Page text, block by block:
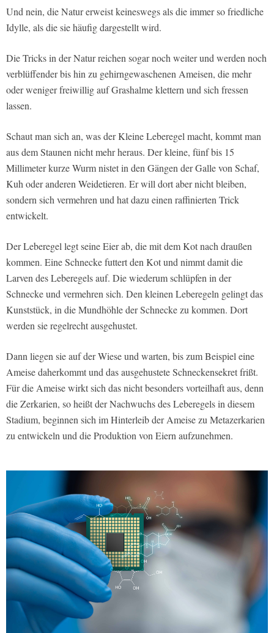
Und nein, die Natur erweist keineswegs als die immer so friedliche
Idylle, als die sie häufig dargestellt wird.
Die Tricks in der Natur reichen sogar noch weiter und werden noch
verblüffender bis hin zu gehirngewaschenen Ameisen, die mehr
oder weniger freiwillig auf Grashalme klettern und sich fressen
lassen.
Schaut man sich an, was der Kleine Leberegel macht, kommt man
aus dem Staunen nicht mehr heraus. Der kleine, fünf bis 15
Millimeter kurze Wurm nistet in den Gängen der Galle von Schaf,
Kuh oder anderen Weidetieren. Er will dort aber nicht bleiben,
sondern sich vermehren und hat dazu einen raffinierten Trick
entwickelt.
Der Leberegel legt seine Eier ab, die mit dem Kot nach draußen
kommen. Eine Schnecke futtert den Kot und nimmt damit die
Larven des Leberegels auf. Die wiederum schlüpfen in der
Schnecke und vermehren sich. Den kleinen Leberegeln gelingt das
Kunststück, in die Mundhöhle der Schnecke zu kommen. Dort
werden sie regelrecht ausgehustet.
Dann liegen sie auf der Wiese und warten, bis zum Beispiel eine
Ameise daherkommt und das ausgehustete Schneckensekret frißt.
Für die Ameise wirkt sich das nicht besonders vorteilhaft aus, denn
die Zerkarien, so heißt der Nachwuchs des Leberegels in diesem
Stadium, beginnen sich im Hinterleib der Ameise zu Metazerkarien
zu entwickeln und die Produktion von Eiern aufzunehmen.